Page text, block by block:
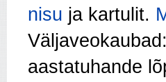
nisu ja kartulit.
aastatuhande